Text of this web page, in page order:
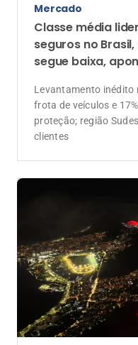
Mercado
Classe média
seguros no
segue baixa,
Levantamento inédito
frota de veículos e
proteção; região
clientes